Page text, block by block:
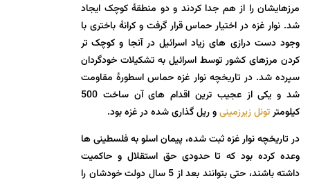
مرزهایشان را از هم جدا کردند و دو منطقۀ کوچک ایجاد
شد. نوار غزه در اختیار حماس قرار گرفت و کرانۀ باختری با
وجود دست درازی های زیاد اسرائیل در آنجا و کوچک تر
کردن مرزهای کشور توسط اسرائیل به تشکیلات خودگردان
سپرده شد. در تاریخچه نوار غزه حماس اسطورۀ مقاومت
شد و یکی از عجیب ترین اقدام های آن ساخت 500
کیلومترتونل زیرزمینیو ریل گذاری شده در غزه بود.
در تاریخچه نوار غزه ثبت شده، پیمان اسلو به فلسطینی ها
وعده کرده بود که تا حدودی حق استقلال و حاکمیت
داشته باشند، حتی بتوانند بعد از 5 سال دولت خودشان را